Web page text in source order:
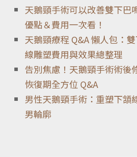
天鵝頸手術可以改善雙下巴
優點＆費用一次看！
天鵝頸療程 Q&A 懶人包：
線雕塑費用與效果總整理
告別焦慮！天鵝頸手術術後
恢復期全方位 Q&A
男性天鵝頸手術：重塑下頷
男輪廓